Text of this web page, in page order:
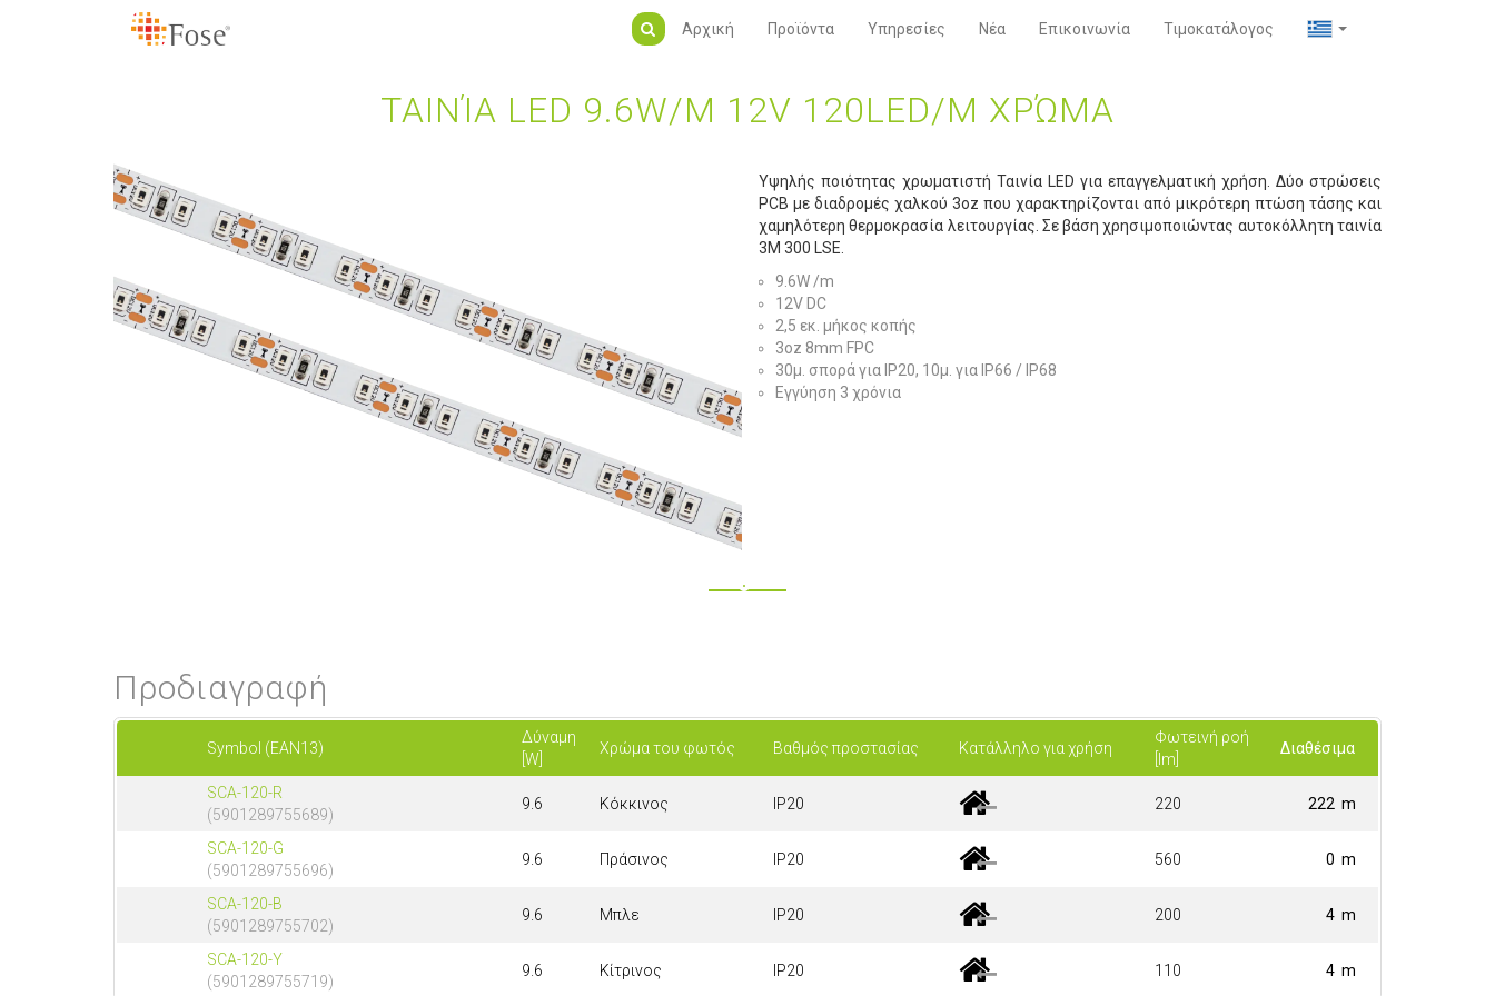
Αρχική Προϊόντα Υπηρεσίες Νέα Επικοινωνία Τιμοκατάλογος
ΤΑΙΝΊΑ LED 9.6W/M 12V 120LED/M ΧΡΏΜΑ
Υψηλής ποιότητας χρωματιστή Ταινία LED για επαγγελματική χρήση. Δύο στρώσεις
PCB με διαδρομές χαλκού 3oz που χαρακτηρίζονται από μικρότερη πτώση τάσης και
χαμηλότερη θερμοκρασία λειτουργίας. Σε βάση χρησιμοποιώντας αυτοκόλλητη ταινία
3M 300 LSE.
9.6W /m
12V DC
2,5 εκ. μήκος κοπής
3oz 8mm FPC
30μ. σπορά για IP20, 10μ. για IP66 / IP68
Εγγύηση 3 χρόνια
Προδιαγραφή
Symbol (EAN13)
Δύναμη
[W]
Χρώμα του φωτός Βαθμός προστασίας Κατάλληλο για χρήση
Φωτεινή ροή
[lm]
Διαθέσιμα
SCA-120-R
(5901289755689)
9.6 Κόκκινος IP20 220 222 m
SCA-120-G
(5901289755696)
9.6 Πράσινος IP20 560 0 m
SCA-120-B
(5901289755702)
9.6 Μπλε IP20 200 4 m
SCA-120-Y
(5901289755719)
9.6 Κίτρινος IP20 110 4 m